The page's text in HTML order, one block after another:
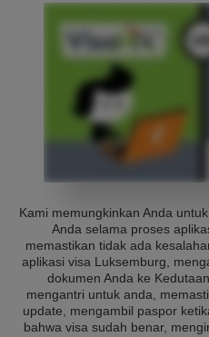
Kami memungkinkan Anda
Anda selama proses
memastikan tidak ada
aplikasi visa Luksemburg,
dokumen Anda ke
mengantri untuk anda,
update, mengambil paspor
bahwa visa sudah benar,